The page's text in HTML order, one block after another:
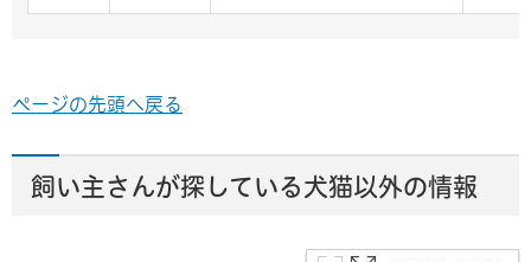
ページの先頭へ戻る
飼い主さんが探している犬猫以外の情報